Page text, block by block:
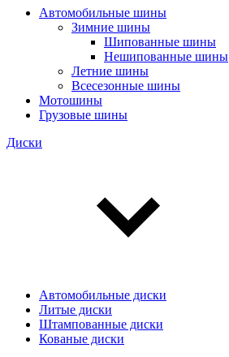
Автомобильные шины
Зимние шины
Шипованные шины
Нешипованные шины
Летние шины
Всесезонные шины
Мотошины
Грузовые шины
Диски
Автомобильные диски
Литые диски
Штампованные диски
Кованые диски